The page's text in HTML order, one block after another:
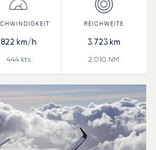
822 km/h
444 kts
3.723km
2.010 NM